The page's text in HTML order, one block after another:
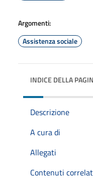
Argomenti:
Assistenza sociale
INDICE DELLA
Descrizione
A cura di
Allegati
Contenuti